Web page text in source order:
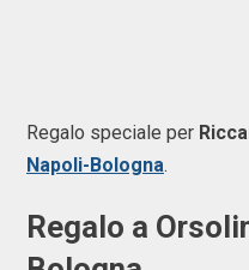
Regalo speciale per
Napoli-Bologna.
Regalo a